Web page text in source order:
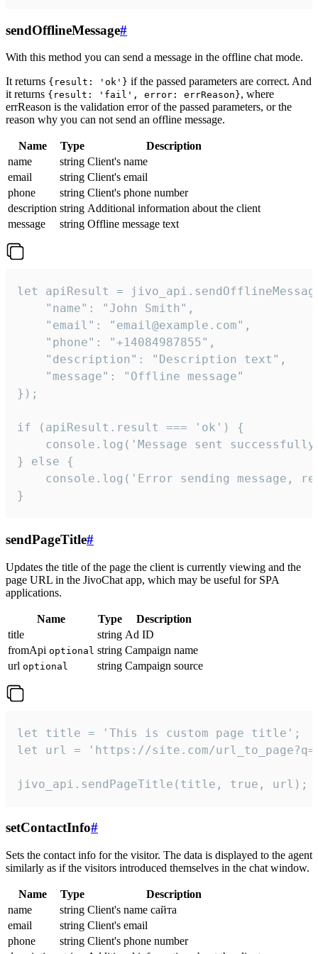
sendOfflineMessage#
With this method you can send a message in the offline chat mode.
It returns {result: 'ok'} if the passed parameters are correct. And
it returns {result: 'fail', error: errReason}, where
errReason is the validation error of the passed parameters, or the
reason why you can not send an offline message.
Name Type
Description
name
string Client's name
email
string Client's email
phone
string Client's phone number
description string Additional information about the client
message
string Offline message text
let apiResult =
    "name": "John Smith",
    "email": "email@example.com",
    "phone": "+14084987855",
    "description": "Description text",
    "message": "Offline message"
});
if (apiResult.result === 'ok') {
console.log('Message sent
} else {
console.log('Error sending message,
}
sendPageTitle#
Updates the title of the page the client is currently viewing and the
page URL in the JivoChat app, which may be useful for SPA
applications.
Name Type
Description
title
string Ad ID
fromApi optional string Campaign name
url optional string Campaign source
let title = 'This is custom page title';
let url = 'https://site.com/
jivo_api.sendPageTitle(title, true, url);
setContactInfo#
Sets the contact info for the visitor. The data is displayed to the agent
similarly as if the visitors introduced themselves in the chat window.
Name Type
Description
name
string Client's name сайта
email
string Client's email
phone
string Client's phone number